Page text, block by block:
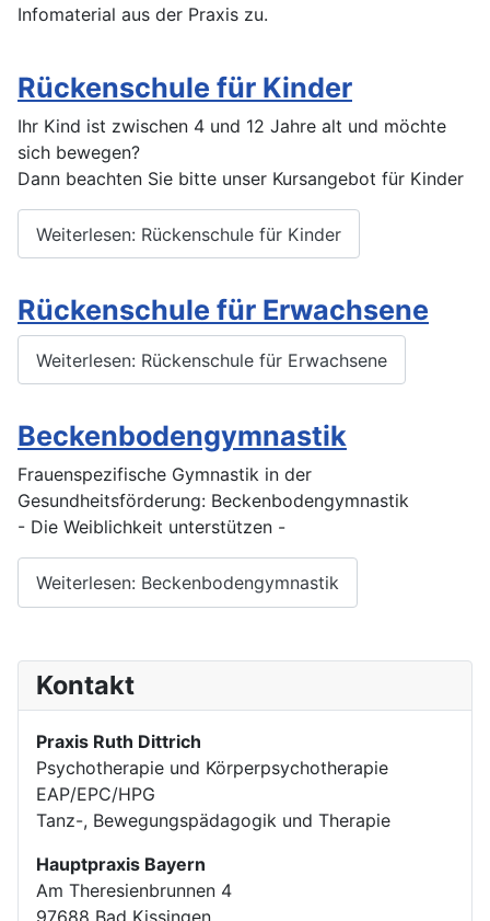
Infomaterial aus der Praxis zu.
Rückenschule für Kinder
Ihr Kind ist zwischen 4 und 12 Jahre alt und möchte
sich bewegen?
Dann beachten Sie bitte unser Kursangebot für Kinder
Weiterlesen: Rückenschule für Kinder
Rückenschule für Erwachsene
Weiterlesen: Rückenschule für Erwachsene
Beckenbodengymnastik
Frauenspezifische Gymnastik in der
Gesundheitsförderung: Beckenbodengymnastik
- Die Weiblichkeit unterstützen -
Weiterlesen: Beckenbodengymnastik
Kontakt
Praxis Ruth Dittrich
Psychotherapie und Körperpsychotherapie
EAP/EPC/HPG
Tanz-, Bewegungspädagogik und Therapie
Hauptpraxis Bayern
Am Theresienbrunnen 4
97688 Bad Kissingen